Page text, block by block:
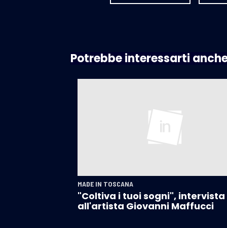
Potrebbe interessarti
MADE IN TOSCANA
"Coltiva i tuoi sogni", intervista
all'artista Giovanni Maffucci